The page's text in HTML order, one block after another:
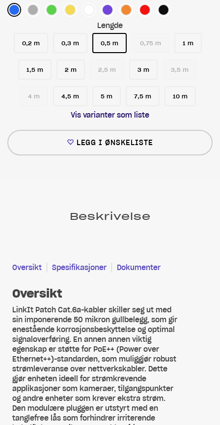
Lengde
0,2 m 0,3 m 0,5 m 0,75 m 1 m
1,5 m 2 m 2,5 m 3 m 3,5 m
4 m 4,5 m 5 m 7,5 m 10 m
Vis varianter som liste
LEGG I ØNSKELISTE
Beskrivelse
Oversikt Spesifikasjoner Dokumenter
Oversikt
LinkIt Patch Cat.6a-kabler skiller seg ut med
sin imponerende 50 mikron gullbelegg, som gir
enestående korrosjonsbeskyttelse og optimal
signaloverføring. En annen annen viktig
egenskap er støtte for PoE++ (Power over
Ethernet++)-standarden, som muliggjør robust
strømleveranse over nettverkskabler. Dette
gjør enheten ideell for strømkrevende
applikasjoner som kameraer, tilgangspunkter
og andre enheter som krever ekstra strøm.
Den modulære pluggen er utstyrt med en
tanglefree lås som forhindrer irriterende